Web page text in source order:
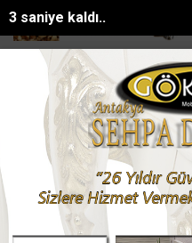
1 saniye kaldı..
SON DAKİKA:
Eyüp Can davası sürüyor